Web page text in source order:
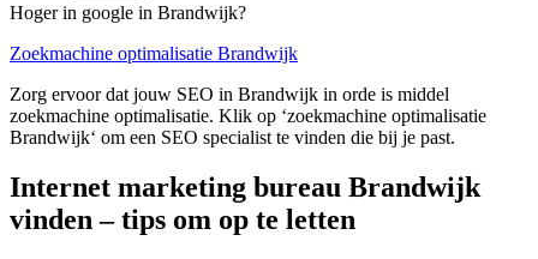
Hoger in google in Brandwijk?
Zoekmachine optimalisatie Brandwijk
Zorg ervoor dat jouw SEO in Brandwijk in orde is middel
zoekmachine optimalisatie. Klik op ‘zoekmachine optimalisatie
Brandwijk‘ om een SEO specialist te vinden die bij je past.
Internet marketing bureau Brandwijk
vinden – tips om op te letten